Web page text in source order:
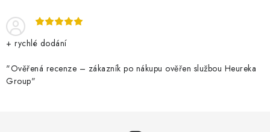
+ rychlé dodání
"Ověřená recenze – zákazník po nákupu ověřen službou Heureka
Group"